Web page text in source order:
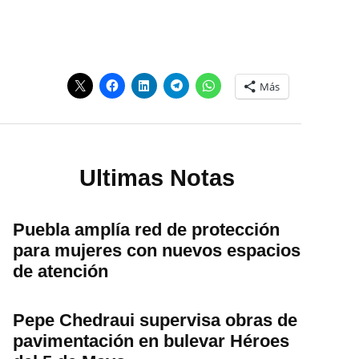
Más
Ultimas Notas
Puebla amplía red de protección
para mujeres con nuevos espacios
de atención
Pepe Chedraui supervisa obras de
pavimentación en bulevar Héroes